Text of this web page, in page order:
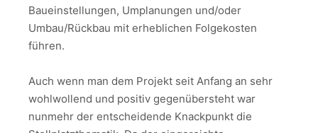
Baueinstellungen, Umplanungen und/oder
Umbau/Rückbau mit erheblichen Folgekosten
führen.
Auch wenn man dem Projekt seit Anfang an sehr
wohlwollend und positiv gegenübersteht war
nunmehr der entscheidende Knackpunkt die